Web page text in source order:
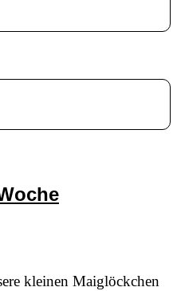
kleinen Maiglöckchen